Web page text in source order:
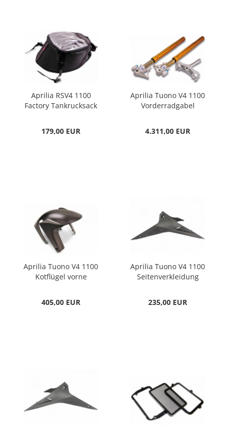
Aprilia RSV4 1100
Factory Tankrucksack
179,00 EUR
Aprilia Tuono V4 1100
Vorderradgabel
4.311,00 EUR
Aprilia Tuono V4 1100
Kotflügel vorne
405,00 EUR
Aprilia Tuono V4 1100
Seitenverkleidung
235,00 EUR